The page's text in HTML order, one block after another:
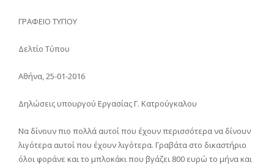
ΓΡΑΦΕΙΟ ΤΥΠΟΥ
Δελτίο Τύπου
Αθήνα, 25-01-2016
Δηλώσεις υπουργού Εργασίας Γ. Κατρούγκαλου
Να δίνουν πιο πολλά αυτοί που έχουν περισσότερα να δίνουν
λιγότερα αυτοί που έχουν λιγότερα. Γραβάτα στο δικαστήριο
όλοι φοράνε και το μπλοκάκι που βγάζει 800 ευρώ το μήνα και